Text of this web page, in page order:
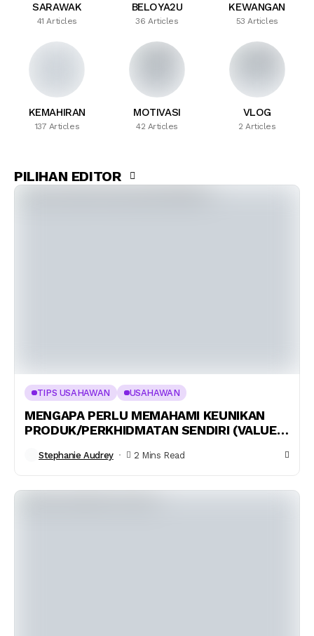
SARAWAK
41 Articles
BELOYA2U
36 Articles
KEWANGAN
53 Articles
KEMAHIRAN
137 Articles
MOTIVASI
42 Articles
VLOG
2 Articles
PILIHAN EDITOR
TIPS USAHAWAN USAHAWAN
MENGAPA PERLU MEMAHAMI KEUNIKAN
PRODUK/PERKHIDMATAN SENDIRI (VALUE
Stephanie Audrey 2 Mins Read